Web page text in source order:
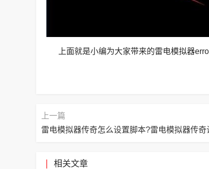
上面就是小编为大家带来的雷电模拟器
上一篇
相关文章